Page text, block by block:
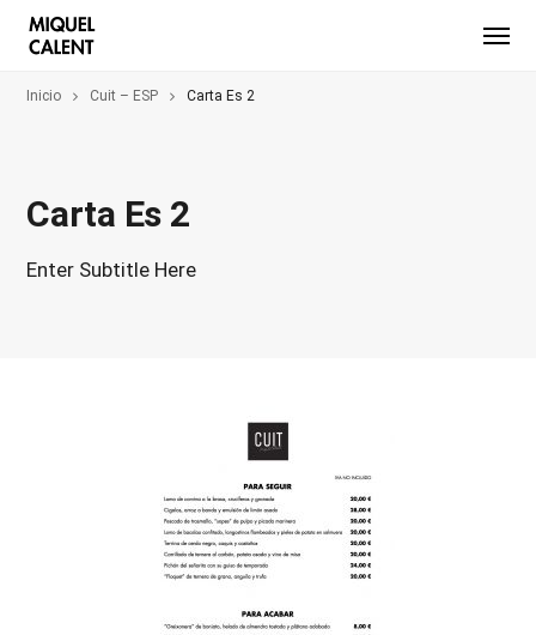
Inicio Cuit – ESP Carta Es 2
Carta Es 2
Enter Subtitle Here